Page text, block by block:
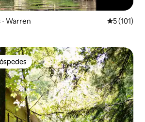
Warren 5 de uma
5 (101)
preferidos dos hóspedes